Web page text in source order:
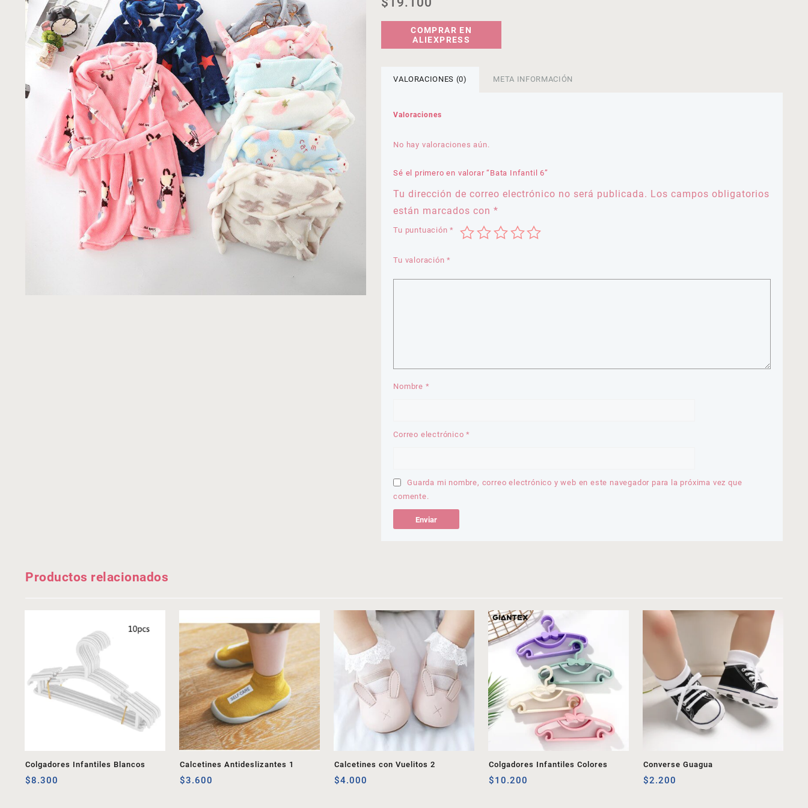
COMPRAR EN
ALIEXPRESS
VALORACIONES (0) META INFORMACIÓN
Valoraciones
No hay valoraciones aún.
Sé el primero en valorar “Bata Infantil 6”
Tu dirección de correo electrónico no será publicada. Los campos obligatorios
están marcados con*
Tu puntuación*
Tu valoración*
Nombre *
Correo electrónico*
Guarda mi nombre, correo electrónico y web en este navegador para la próxima vez que
comente.
Productos relacionados
Colgadores Infantiles Blancos
$8.300
Calcetines Antideslizantes 1
$3.600
Calcetines con Vuelitos 2
$4.000
Colgadores Infantiles Colores
$10.200
Converse Guagua
$2.200